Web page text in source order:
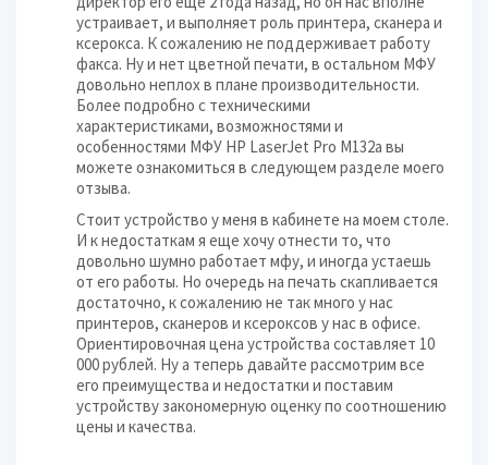
устраивает, и выполняет роль принтера, сканера и
ксерокса. К сожалению не поддерживает работу
факса. Ну и нет цветной печати, в остальном МФУ
довольно неплох в плане производительности.
Более подробно с техническими
характеристиками, возможностями и
особенностями МФУ HP LaserJet Pro M132a вы
можете ознакомиться в следующем разделе моего
отзыва.
Стоит устройство у меня в кабинете на моем столе.
И к недостаткам я еще хочу отнести то, что
довольно шумно работает мфу, и иногда устаешь
от его работы. Но очередь на печать скапливается
достаточно, к сожалению не так много у нас
принтеров, сканеров и ксероксов у нас в офисе.
Ориентировочная цена устройства составляет 10
000 рублей. Ну а теперь давайте рассмотрим все
его преимущества и недостатки и поставим
устройству закономерную оценку по соотношению
цены и качества.